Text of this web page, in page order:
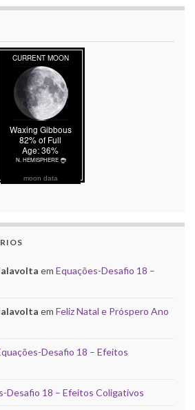
moon data
em Equações-Desafio 18 –
em Feliz Natal e Próspero Ano
Desafio 18 – Efeitos
Desafio 18 – Efeitos Coligativos